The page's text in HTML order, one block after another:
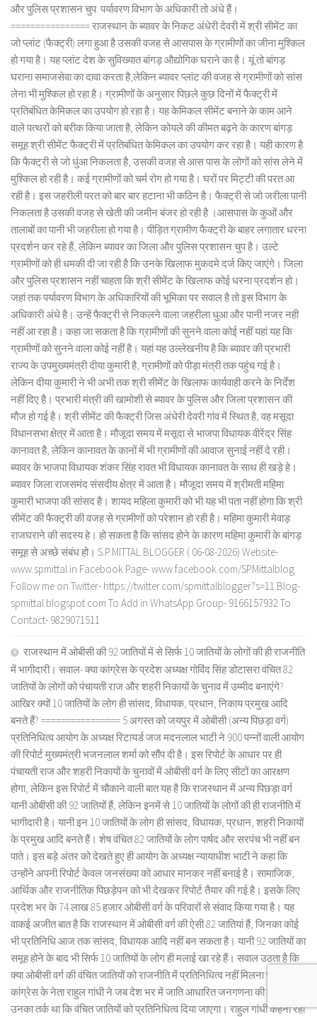
और पुलिस प्रशासन चुप: पर्यावरण विभाग के अधिकारी तो अंधे हैं।
================ राजस्थान के ब्यावर के निकट अंधेरी देवरी में श्री सीमेंट का
जो प्लांट (फैक्ट्री) लगा हुआ है उसकी वजह से आसपास के ग्रामीणों का जीना मुश्किल
हो गया है। यह प्लांट देश के सुविख्यात बांगड़ औद्योगिक घराने का है। यूं तो बांगड़
घराना समाजसेवा का दावा करता है,लेकिन ब्यावर प्लांट की वजह से ग्रामीणों को सांस
लेना भी मुश्किल हो रहा है। ग्रामीणों के अनुसार पिछले कुछ दिनों में फैक्ट्री में
प्रतिबंधित केमिकल का उपयोग हो रहा है। यह केमिकल सीमेंट बनाने के काम आने
वाले पत्थरों को बरीक किया जाता है, लेकिन कोयले की कीमत बढ़ने के कारण बांगड़
समूह श्री सीमेंट फैक्ट्री में प्रतिबंधित केमिकल का उपयोग कर रहा है। यही कारण है
कि फैक्ट्री से जो धुंआ निकलता है, उसकी वजह से आस पास के लोगों को सांस लेने में
मुश्किल हो रही है। कई ग्रामीणों को चर्म रोग हो गया है। घरों पर मिट्टी की परत आ
रही है। इस जहरीली परत को बार बार हटाना भी कठिन है। फैक्ट्री से जो जरीला पानी
निकलता है उसकी वजह से खेती की जमीन बंजर हो रही है ।आसपास के कुओं और
तालाबों का पानी भी जहरीला हो गया है। पीड़ित ग्रामीण फैक्ट्री के बाहर लगातार धरना
प्रदर्शन कर रहे हैं, लेकिन ब्यावर का जिला और पुलिस प्रशासन चुप है। उल्टे
ग्रामीणों को ही धमकी दी जा रही है कि उनके खिलाफ मुकदमे दर्ज किए जाएंगे। जिला
और पुलिस प्रशासन नहीं चाहता कि श्री सीमेंट के खिलाफ कोई धरना प्रदर्शन हो।
जहां तक पर्यावरण विभाग के अधिकारियों की भूमिका पर सवाल है तो इस विभाग के
अधिकारी अंधे है। उन्हें फैक्ट्री से निकलने वाला जहरीला धुआ और पानी नजर नही
नहीं आ रहा है। कहा जा सकता है कि ग्रामीणों की सुनने वाला कोई नहीं यहां यह कि
ग्रामीणों को सुनने वाला कोई नहीं है। यहां यह उल्लेखनीय है कि ब्यावर की प्रभारी
राज्य के उपमुख्यमंत्री दीया कुमारी है, ग्रामीणों को पीड़ा मंत्री तक पहुंच गई है।
लेकिन दीया कुमारी ने भी अभी तक श्री सीमेंट के खिलाफ कार्यवाही करने के निर्देश
नहीं दिए है। प्रभारी मंत्री की खामोशी से ब्यावर के पुलिस और जिला प्रशासन की
मौज हो गई है। श्री सीमेंट की फैक्ट्री जिस अंधेरी देवरी गांव में स्थित है, वह मसूदा
विधानसभा क्षेत्र में आता है। मौजूदा समय में मसूदा से भाजपा विधायक वीरेंद्र सिंह
कानावत है, लेकिन कानावत के कानों में भी ग्रामीणों की आवाज सुनाई नहीं दे रही।
ब्यावर के भाजपा विधायक शंकर सिंह रावत भी विधायक कानावत के साथ ही खड़े हे।
ब्यावर जिला राजसमंद संसदीय क्षेत्र में आता है। मौजूदा समय में श्रीमती महिमा
कुमारी भाजपा की सांसद है। शायद महिला कुमारी को भी यह भी पता नहीं होगा कि श्री
सीमेंट की फैक्ट्री की वजह से ग्रामीणों को परेशान हो रही है। महिमा कुमारी मेवाड़
राजघराने की सदस्य हे। हो सकता है कि सांसद होने के कारण महिमा कुमारी के बांगड़
समूह से अच्छे संबंध हो। S.P.MITTAL BLOGGER ( 06-08-2026) Website-
www.spmittal.in Facebook Page- www.facebook.com/SPMittalblog
Follow me on Twitter- https://twitter.com/spmittalblogger?s=11 Blog-
spmittal.blogspot.com To Add in WhatsApp Group- 9166157932 To
Contact- 9829071511
राजस्थान में ओबीसी की 92 जातियों में से सिर्फ 10 जातियों के लोगों की ही राजनीति
में भागीदारी। सवाल- क्या कांग्रेस के प्रदेश अध्यक्ष गोविंद सिंह डोटासरा वंचित 82
जातियों के लोगों को पंचायती राज और शहरी निकायों के चुनाव में उम्मीद बनाएंगे?
आखिर क्यों 10 जातियों के लोग ही सांसद, विधायक, प्रधान, निकाय प्रमुख आदि
बनते हैं? ================ 5 अगस्त को जयपुर में ओबीसी (अन्य पिछड़ा वर्ग)
प्रतिनिधित्व आयोग के अध्यक्ष रिटायर्ड जज मदनलाल भाटी ने 900 पन्नों वाली आयोग
की रिपोर्ट मुख्यमंत्री भजनलाल शर्मा को सौंप दी है। इस रिपोर्ट के आधार पर ही
पंचायती राज और शहरी निकायों के चुनावों में ओबीसी वर्ग के लिए सीटों का आरक्षण
होगा, लेकिन इस रिपोर्ट में चौकाने वाली बात यह है कि राजस्थान में अन्य पिछड़ा वर्ग
यानी ओबीसी की 92 जातियों हैं, लेकिन इनमें से 10 जातियों के लोगों की ही राजनीति में
भागीदारी है। यानी इन 10 जातियों के लोग ही सांसद, विधायक, प्रधान, शहरी निकायों
के प्रमुख आदि बनते हैं। शेष वंचित 82 जातियों के लोग पार्षद और सरपंच भी नहीं बन
पाते। इस बड़े अंतर को देखते हुए ही आयोग के अध्यक्ष न्यायाधीश भाटी ने कहा कि
उन्होंने अपनी रिपोर्ट केवल जनसंख्या को आधार मानकर नहीं बनाई है। सामाजिक,
आर्थिक और राजनीतिक पिछड़ेपन को भी देखकर रिपोर्ट तैयार की गई है। इसके लिए
प्रदेश भर के 74 लाख 85 हजार ओबीसी वर्ग के परिवारों से संवाद किया गया है। यह
वाकई अजीत बात है कि राजस्थान में ओबीसी वर्ग की ऐसी 82 जातियां हैं, जिनका कोई
भी प्रतिनिधि आज तक सांसद, विधायक आदि नहीं बन सकता है। यानी 92 जातियों का
समूह होने के बाद भी सिर्फ 10 जातियों के लोग ही मलाई खा रहे हैं। सवाल उठता है कि
क्या ओबीसी वर्ग की वंचित जातियों को राजनीति में प्रतिनिधित्व नहीं मिलना चाहिए?
कांग्रेस के नेता राहुल गांधी ने जब देश भर में जाति आधारित जनगणना की मांग की तो
उनका तर्क था कि वंचित जातियों को प्रतिनिधित्व दिया जाएगा। राहुल गांधी कहना रहा